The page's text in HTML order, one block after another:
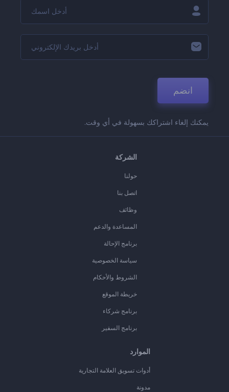
انضم
يمكنك إلغاء اشتراكك بسهولة في أي وقت.
الشركة
حولنا
اتصل بنا
وظائف
المساعدة والدعم
برنامج الإحالة
سياسة الخصوصية
الشروط والأحكام
خريطة الموقع
برنامج شركاء
برنامج السفير
الموارد
أدوات تسويق العلامة التجارية
مدونة